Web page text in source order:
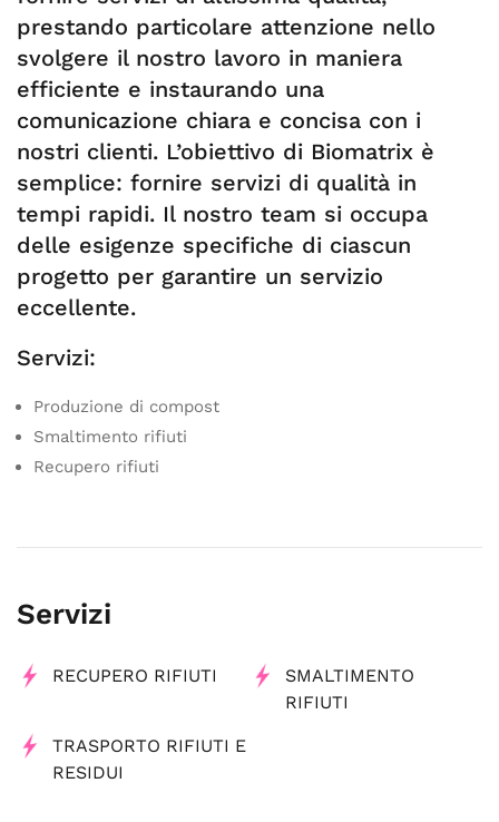
prestando particolare attenzione nello
svolgere il nostro lavoro in maniera
efficiente e instaurando una
comunicazione chiara e concisa con i
nostri clienti. L’obiettivo di Biomatrix è
semplice: fornire servizi di qualità in
tempi rapidi. Il nostro team si occupa
delle esigenze specifiche di ciascun
progetto per garantire un servizio
eccellente.
Servizi:
Produzione di compost
Smaltimento rifiuti
Recupero rifiuti
Servizi
RECUPERO RIFIUTI
SMALTIMENTO
RIFIUTI
TRASPORTO RIFIUTI E
RESIDUI